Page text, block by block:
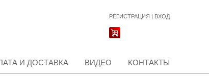
РЕГИСТРАЦИЯ | ВХОД
И ДОСТАВКА ВИДЕО КОНТАКТЫ